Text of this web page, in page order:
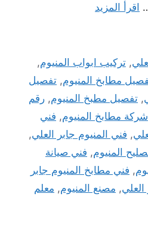
اقرأ المزيد
,تركيب ابواب المنيوم,
مطابخ المنيوم, تفصيل
, تفصيل مطبخ المنيوم, رقم
شركة مطابخ المنيوم, فني
, فني المنيوم جابر العلي,
المنيوم, فني صيانة
, فني مطابخ المنيوم جابر
, مصنع المنيوم, معلم